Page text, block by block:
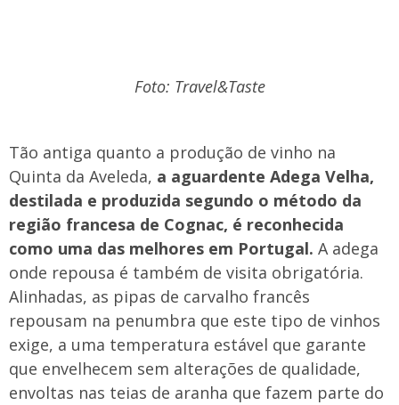
Foto: Travel&Taste
Tão antiga quanto a produção de vinho na
Quinta da Aveleda, a aguardente Adega Velha,
destilada e produzida segundo o método da
região francesa de Cognac, é reconhecida
como uma das melhores em Portugal. A adega
onde repousa é também de visita obrigatória.
Alinhadas, as pipas de carvalho francês
repousam na penumbra que este tipo de vinhos
exige, a uma temperatura estável que garante
que envelhecem sem alterações de qualidade,
envoltas nas teias de aranha que fazem parte do